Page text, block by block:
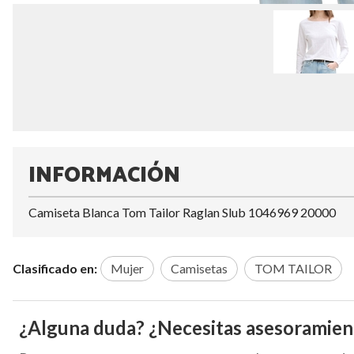
INFORMACIÓN
Camiseta Blanca Tom Tailor Raglan Slub 1046969 20000
Clasificado en: Mujer Camisetas TOM TAILOR
¿Alguna duda? ¿Necesitas